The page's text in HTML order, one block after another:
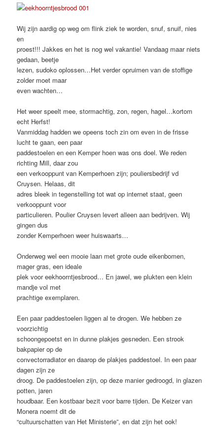
Wij zijn aardig op weg om flink ziek te worden, snuf, snuif, nies
en
proest!!! Jakkes en het is nog wel vakantie! Vandaag maar niets
gedaan, beetje
lezen, sudoko oplossen…Het verder opruimen van de stoffige
zolder moet maar
even wachten…
Het weer speelt mee, stormachtig, zon, regen, hagel…kortom
echt Herfst!
Vanmiddag hadden we opeens toch zin om even in de frisse
lucht te gaan, een paar
paddestoelen en een Kemper hoen was ons doel. We reden
richting Mill, daar zou
een verkooppunt van Kemperhoen zijn; pouliersbedrijf vd
Cruysen. Helaas, dit
adres bleek in tegenstelling tot wat op internet staat, geen
verkooppunt voor
particulieren. Poulier Cruysen levert alleen aan bedrijven. Wij
gingen dus
zonder Kemperhoen weer huiswaarts…
Onderweg wel een mooie laan met grote oude eikenbomen,
mager gras, een ideale
plek voor eekhoorntjesbrood… En jawel, we plukten een klein
mandje vol met
prachtige exemplaren.
Een paar paddestoelen liggen al te drogen. We hebben ze
voorzichtig
schoongepoetst en in dunne plakjes gesneden. Een strook
bakpapier op de
convectorradiator en daarop de plakjes paddestoel. In een paar
dagen zijn ze
droog. De paddestoelen zijn, op deze manier gedroogd, in glazen
potten, jaren
houdbaar. Een kostbaar bezit voor barre tijden. De Keizer van
Monera noemt dit de
“cultuurschatten van Het Ministerie”, en dat zijn het ook!